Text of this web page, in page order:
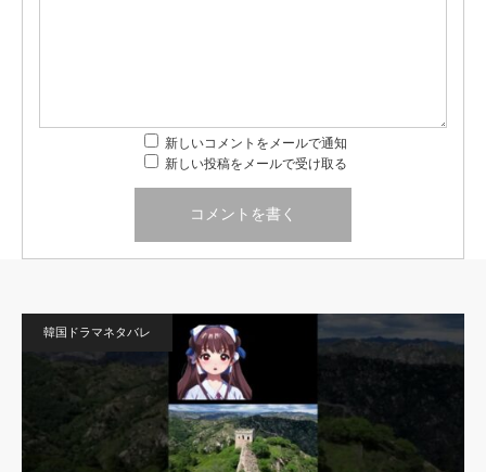
新しいコメントをメールで通知
新しい投稿をメールで受け取る
韓国ドラマネタバレ